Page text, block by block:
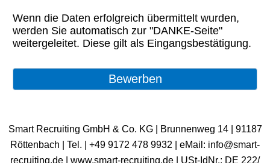
Wenn die Daten erfolgreich übermittelt wurden,
werden Sie automatisch zur "DANKE-Seite"
weitergeleitet. Diese gilt als Eingangsbestätigung.
Smart Recruiting GmbH & Co. KG | Brunnenweg 14 | 91187
Röttenbach | ​Tel. | +49 9172 478 9932 | eMail: info@smart-
recruiting.de | www.smart-recruiting.de | USt-IdNr.: DE 222/